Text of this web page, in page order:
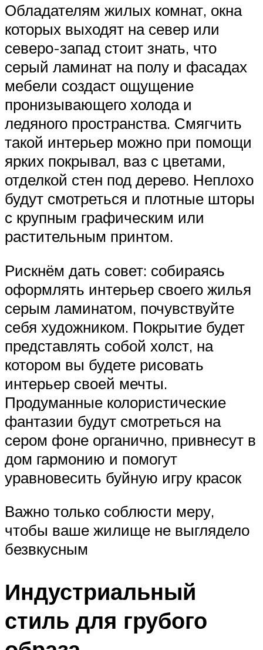
Обладателям жилых комнат, окна
которых выходят на север или
северо-запад стоит знать, что
серый ламинат на полу и фасадах
мебели создаст ощущение
пронизывающего холода и
ледяного пространства. Смягчить
такой интерьер можно при помощи
ярких покрывал, ваз с цветами,
отделкой стен под дерево. Неплохо
будут смотреться и плотные шторы
с крупным графическим или
растительным принтом.
Рискнём дать совет: собираясь
оформлять интерьер своего жилья
серым ламинатом, почувствуйте
себя художником. Покрытие будет
представлять собой холст, на
котором вы будете рисовать
интерьер своей мечты.
Продуманные колористические
фантазии будут смотреться на
сером фоне органично, привнесут в
дом гармонию и помогут
уравновесить буйную игру красок
Важно только соблюсти меру,
чтобы ваше жилище не выглядело
безвкусным
Индустриальный
стиль для грубого